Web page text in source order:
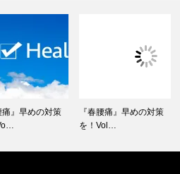
痛』早めの対策
『春腰痛』早めの対策
を！Vol…